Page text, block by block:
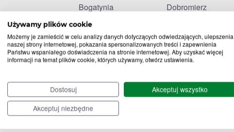
Używamy plików cookie
Możemy je zamieścić w celu analizy danych dotyczących odwiedzających, ulepszenia
naszej strony internetowej, pokazania spersonalizowanych treści i zapewnienia
Państwu wspaniałego doświadczenia na stronie internetowej. Aby uzyskać więcej
informacji na temat plików cookie, których używamy, otwórz ustawienia.
Dostosuj
Akceptuj wszystko
Akceptuj niezbędne
Bogatynia
Bolesławiec
Brzeg Dolny
Chobienia
Chocianów
Chojnów
Dobromierz
Dobrzykowice
Dziadowa Kłoda
Dzierżoniów
Głogów